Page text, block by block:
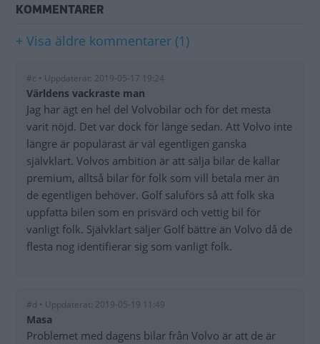
KOMMENTARER
+ Visa äldre kommentarer (1)
#c • Uppdaterat: 2019-05-17 19:24
Världens vackraste man
Jag har ägt en hel del Volvobilar och för det mesta
varit nöjd. Det var dock för länge sedan. Att Volvo inte
längre är populärast är väl egentligen ganska
självklart. Volvos ambition är att sälja bilar de kallar
premium, alltså bilar för folk som vill betala mer än
de egentligen behöver. Golf saluförs så att folk ska
uppfatta bilen som en prisvärd och vettig bil för
vanligt folk. Självklart säljer Golf bättre än Volvo då de
flesta nog identifierar sig som vanligt folk.
#d • Uppdaterat: 2019-05-19 11:49
Masa
Problemet med dagens bilar från Volvo är att de är